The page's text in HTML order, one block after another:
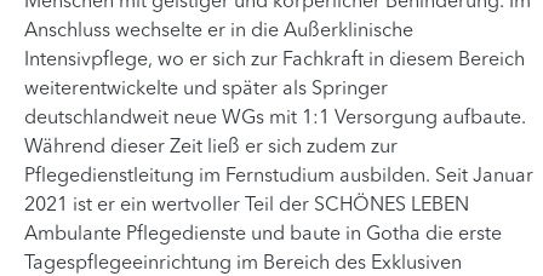
Anschluss wechselte er in die Außerklinische
Intensivpflege, wo er sich zur Fachkraft in diesem Bereich
weiterentwickelte und später als Springer
deutschlandweit neue WGs mit 1:1 Versorgung aufbaute.
Während dieser Zeit ließ er sich zudem zur
Pflegedienstleitung im Fernstudium ausbilden. Seit Januar
2021 ist er ein wertvoller Teil der SCHÖNES LEBEN
Ambulante Pflegedienste und baute in Gotha die erste
Tagespflegeeinrichtung im Bereich des Exklusiven